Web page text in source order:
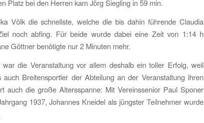
Platz bei den Herren kam Jörg Siegling in 59 min.
Völk die schnellste, welche die bis dahin führende Claudia
noch abfing. Für beide wurde dabei eine Zeit von 1:14 h
Göttner benötigte nur 2 Minuten mehr.
war die Veranstaltung vor allem deshalb ein toller Erfolg, weil
auch Breitensportler der Abteilung an der Veranstaltung ihren
auch die große Altersspanne: Mit Vereinssenior Paul Sponer
1937, Johannes Kneidel als jüngster Teilnehmer wurde